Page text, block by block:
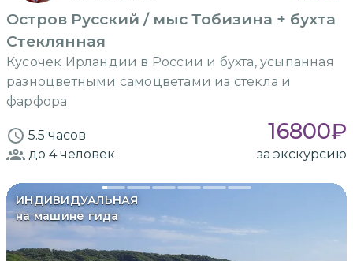
Остров Русский / мыс Тобизина + бухта
Стеклянная
Кусочек Ирландии в России и бухта, усыпанная
разноцветными самоцветами из стекла и
фарфора
5.5 часов 16800₽
до 4человек за экскурсию
ИНДИВИДУАЛЬНАЯ
на машине гида